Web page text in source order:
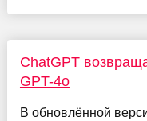
ChatGPT
GPT-4o
В обновлённой